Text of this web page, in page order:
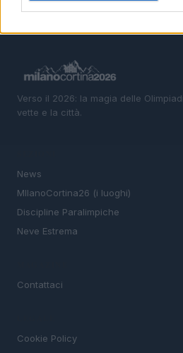
Verso il 2026: la magia delle
vette e la città.
News
MIlanoCortina26 (i luoghi)
Discipline Paralimpiche
Neve Estrema
Contattaci
Cookie Policy